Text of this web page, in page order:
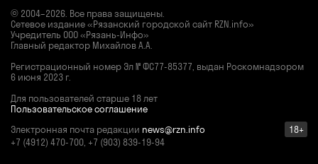
© 2004–2026. Все права защищены.
Сетевое издание «Рязанский городской сайт RZN.info»
Учредитель ООО «Рязань-Инфо»
Главный редактор Михайлов А.А.
Регистрационный номер Эл № ФС77-85377, выдан Роскомнадзором
6 июня 2023 г.
Для пользователей старше 18 лет
Пользовательское соглашение
Электронная почта редакции news@rzn.info
18+
+7 (4912) 470-700, +7 (903) 839-19-94